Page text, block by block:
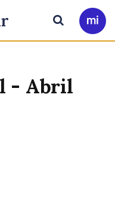
Ir
a
Buscar
- Abril